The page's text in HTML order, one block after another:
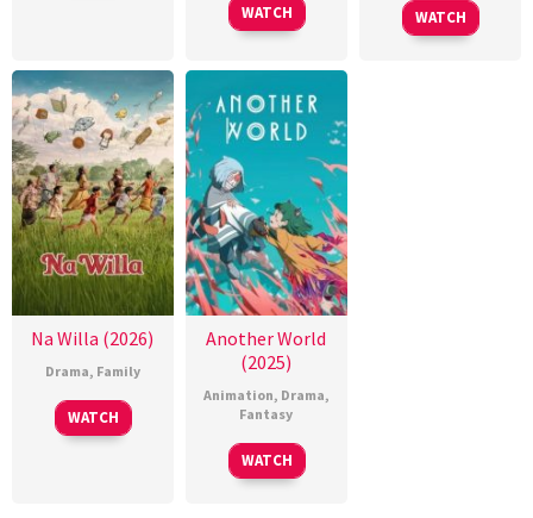
WATCH WATCH
Na Willa (2026)
Drama, Family
WATCH
Another World
(2025)
Animation, Drama,
Fantasy
WATCH